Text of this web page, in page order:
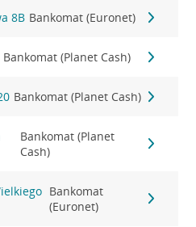
8B Bankomat (Euronet)
Bankomat (Planet Cash)
Bankomat (Planet Cash)
Bankomat (Planet
Cash)
Bankomat
(Euronet)